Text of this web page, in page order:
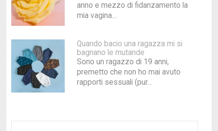
anno e mezzo di fidanzamento la
mia vagina…
Quando bacio una ragazza mi si
bagnano le mutande
Sono un ragazzo di 19 anni,
premetto che non ho mai avuto
rapporti sessuali (pur…